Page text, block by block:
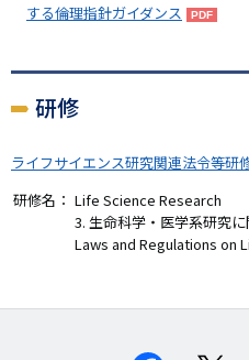
する倫理指針ガイダンス
研修
ライフサイエンス研究関連法令等研
研修名： Life Science Research
3. 生命科学・医学系研究
Laws and Regulations on